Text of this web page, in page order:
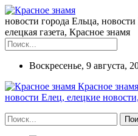
новости города Ельца,
елецкая газета, Красное знамя
Воскресенье, 9 августа,
Красное
новости Елец, елецкие